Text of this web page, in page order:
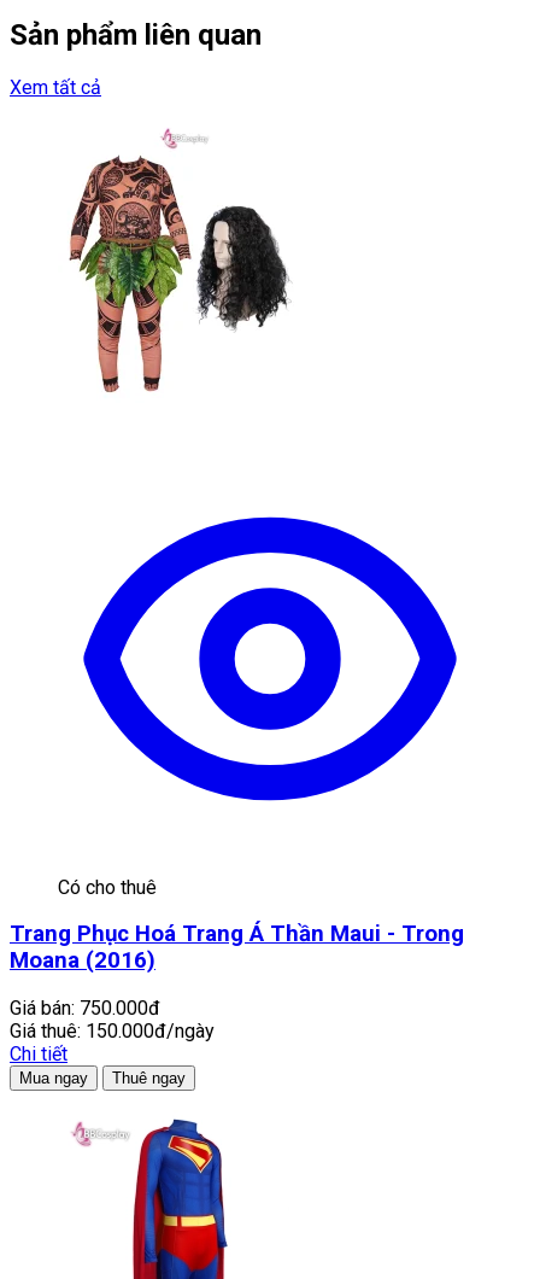
Sản phẩm liên quan
Xem tất cả
Có cho thuê
Trang Phục Hoá Trang Á Thần Maui - Trong
Moana (2016)
Giá bán: 750.000đ
Giá thuê: 150.000đ/ngày
Chi tiết
Mua ngay Thuê ngay